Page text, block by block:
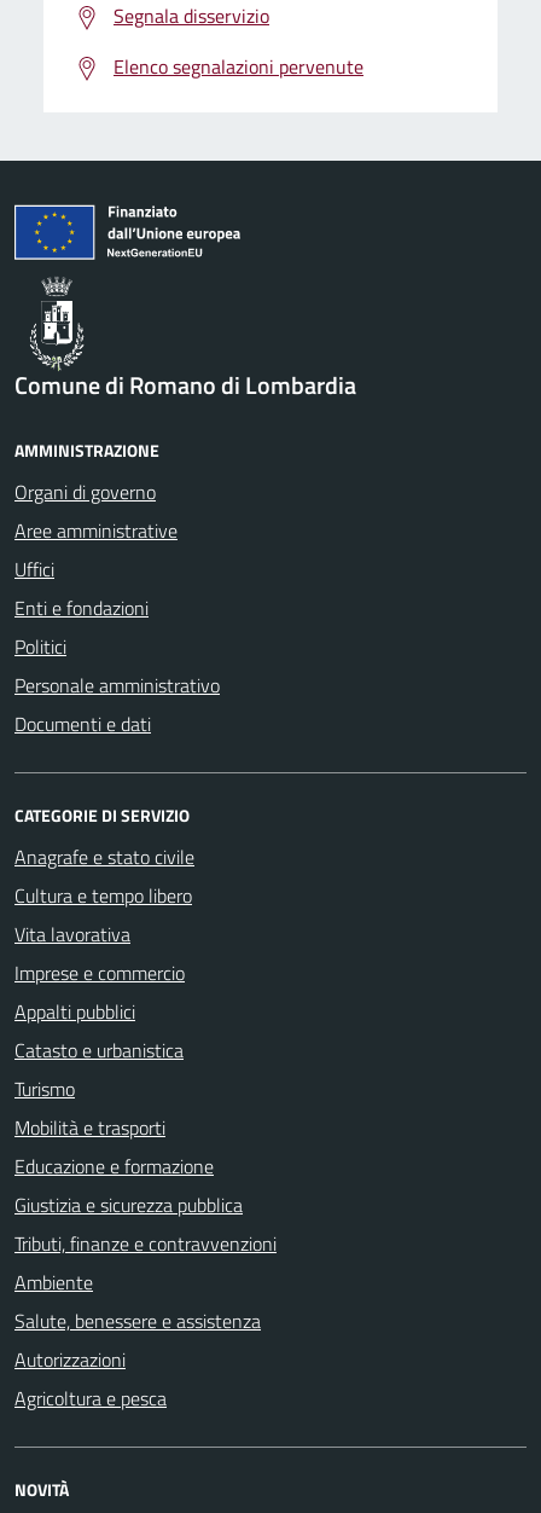
Segnala disservizio
Elenco segnalazioni pervenute
Comune di Romano di Lombardia
AMMINISTRAZIONE
Organi di governo
Aree amministrative
Uffici
Enti e fondazioni
Politici
Personale amministrativo
Documenti e dati
CATEGORIE DI SERVIZIO
Anagrafe e stato civile
Cultura e tempo libero
Vita lavorativa
Imprese e commercio
Appalti pubblici
Catasto e urbanistica
Turismo
Mobilità e trasporti
Educazione e formazione
Giustizia e sicurezza pubblica
Tributi, finanze e contravvenzioni
Ambiente
Salute, benessere e assistenza
Autorizzazioni
Agricoltura e pesca
NOVITÀ